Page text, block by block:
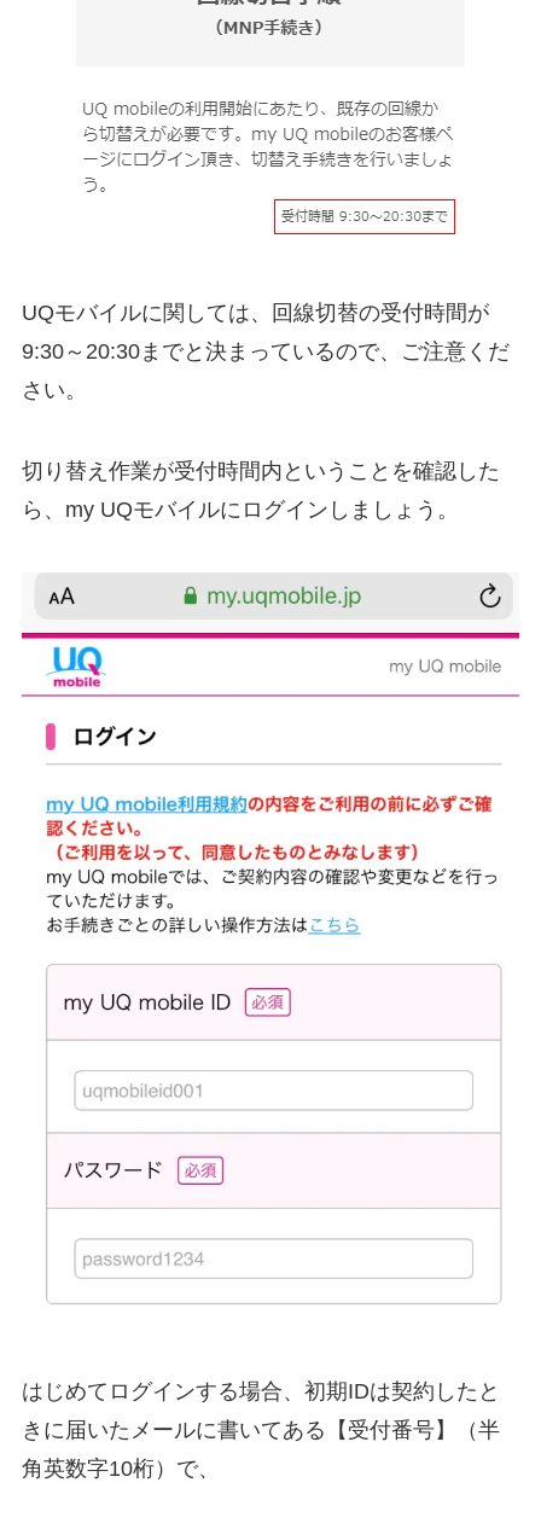
UQモバイルに関しては、回線切替の受付時間が
9:30～20:30までと決まっているので、ご注意くだ
さい。
切り替え作業が受付時間内ということを確認した
ら、my UQモバイルにログインしましょう。
はじめてログインする場合、初期IDは契約したと
きに届いたメールに書いてある【受付番号】（半
角英数字10桁）で、